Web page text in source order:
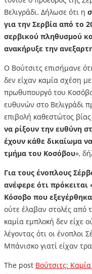
Βελιγράδι. Δήλωσε ότι η
για την Σερβία από το
σερβικού πληθυσμού
ανακήρυξε την
Ο Βούτσιτς επισήμανε
δεν είχαν καμία σχέση
πρωθυπουργό του
ευθυνών στο Βελιγράδι
επιβολή καθεστώτος
να ρίξουν την ευθύνη
έχουν κάθε δικαίωμα
τμήμα του Κοσόβου»,
Για τους ένοπλους
ανέφερε ότι
Κόσοβο που
ούτε έλαβαν στολές από
καμία εμπλοκή δεν είχε
λέγοντας ότι οι ένοπλοι
Μπάνισκο γιατί είχαν
The post Βούτσιτς: